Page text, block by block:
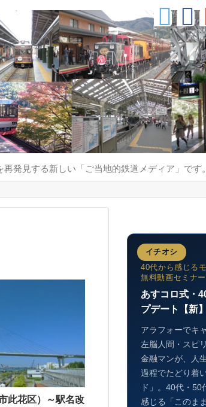
発見する新しい「ご当地的鉄道メディア」です。
此花区）～駅名改
イチオシ
40代から感じる
無料動画セミナー
あすコロ式・
プデート【新
アラフォーでキ
左脳人間・スピ
金融マンが、人
過程でたどり着
ド」。40代・
感じる「このま